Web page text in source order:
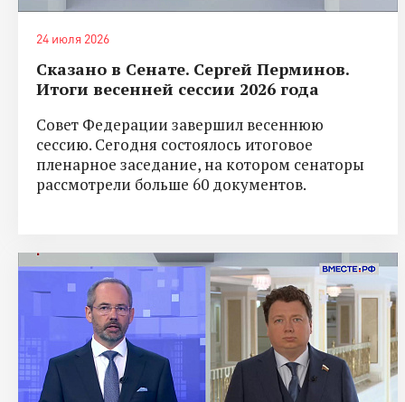
24 июля 2026
Сказано в Сенате. Сергей Перминов.
Итоги весенней сессии 2026 года
Совет Федерации завершил весеннюю
сессию. Сегодня состоялось итоговое
пленарное заседание, на котором сенаторы
рассмотрели больше 60 документов.